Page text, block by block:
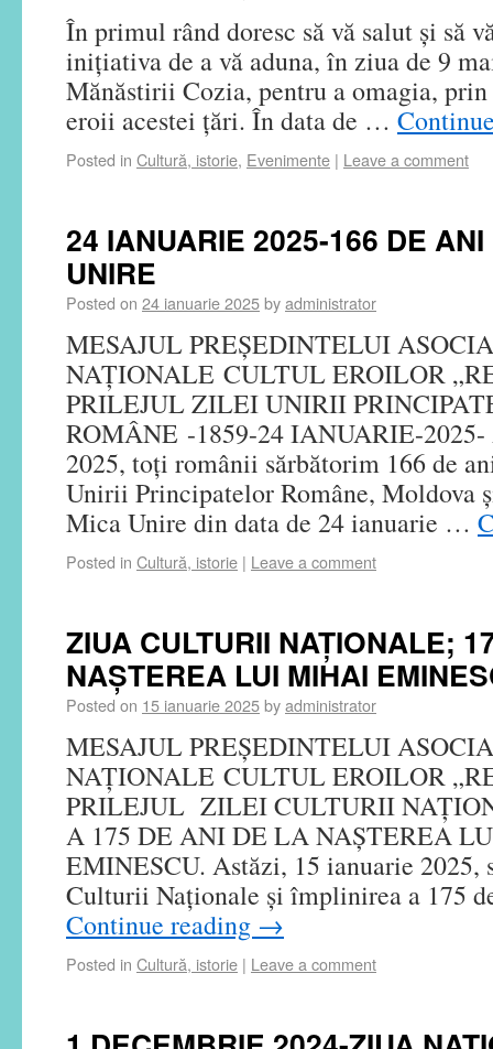
În primul rând doresc să vă salut și să
inițiativa de a vă aduna, în ziua de 9
Mănăstirii Cozia, pentru a omagia,
eroii acestei țări. În data de …
Posted in Cultură, istorie, Evenimente | Leave a comment
24 IANUARIE 2025-166 DE
UNIRE
Posted on 24 ianuarie 2025byadministrator
MESAJUL PREȘEDINTELUI
NAȚIONALE CULTUL EROILOR
PRILEJUL ZILEI UNIRII
ROMÂNE -1859-24 IANUARIE-2025-
2025, toți românii sărbătorim 166 de
Unirii Principatelor Române, Moldova
Mica Unire din data de 24 ianuarie …
Posted in Cultură, istorie | Leave a comment
ZIUA CULTURII NAȚIONALE;
NAȘTEREA LUI MIHAI
Posted on 15 ianuarie 2025byadministrator
MESAJUL PREȘEDINTELUI
NAȚIONALE CULTUL EROILOR
PRILEJUL ZILEI CULTURII
A 175 DE ANI DE LA NAȘTEREA
EMINESCU. Astăzi, 15 ianuarie 2025,
Culturii Naționale și împlinirea a 175
Continue reading →
Posted in Cultură, istorie | Leave a comment